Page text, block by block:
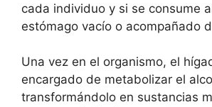
cada individuo y si se consume
estómago vacío o acompañado
Una vez en el organismo, el
encargado de metabolizar el
transformándolo en sustancias